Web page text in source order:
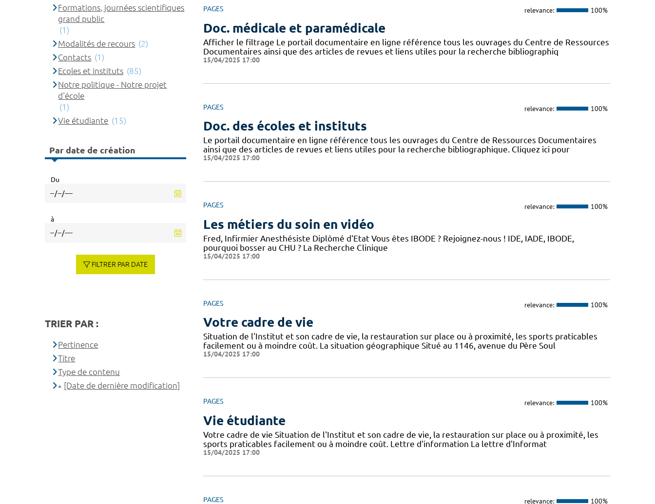
PAGES relevance: 100%
Doc. médicale et paramédicale
Afficher le filtrage Le portail documentaire en ligne référence tous les ouvrages du Centre de Ressources
Documentaires ainsi que des articles de revues et liens utiles pour la recherche bibliographiq
15/04/2025 17:00
PAGES relevance: 100%
Doc. des écoles et instituts
Le portail documentaire en ligne référence tous les ouvrages du Centre de Ressources Documentaires
ainsi que des articles de revues et liens utiles pour la recherche bibliographique. Cliquez ici pour
15/04/2025 17:00
PAGES relevance: 100%
Les métiers du soin en vidéo
Fred, Infirmier Anesthésiste Diplômé d'Etat Vous êtes IBODE ? Rejoignez-nous ! IDE, IADE, IBODE,
pourquoi bosser au CHU ? La Recherche Clinique
15/04/2025 17:00
PAGES relevance: 100%
Votre cadre de vie
Situation de l'Institut et son cadre de vie, la restauration sur place ou à proximité, les sports praticables
facilement ou à moindre coût. La situation géographique Situé au 1146, avenue du Père Soul
15/04/2025 17:00
PAGES relevance: 100%
Vie étudiante
Votre cadre de vie Situation de l'Institut et son cadre de vie, la restauration sur place ou à proximité, les
sports praticables facilement ou à moindre coût. Lettre d'information La lettre d'Informat
15/04/2025 17:00
PAGES relevance: 100%
Formations, journées scientifiques
grand public
(1)
Modalités de recours (2)
Contacts (1)
Ecoles et instituts (85)
Notre politique - Notre projet
d'école
(1)
Vie étudiante (15)
Par date de création
Du
à
FILTRER PAR DATE
TRIER PAR :
Pertinence
Titre
Type de contenu
[Date de dernière modification]